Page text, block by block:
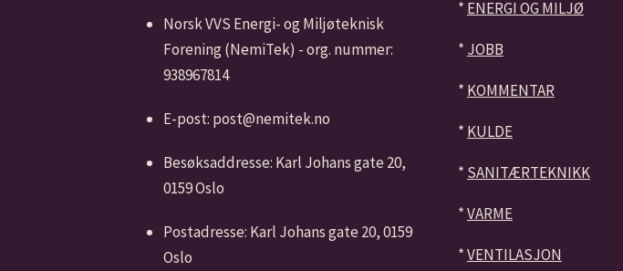
Norsk VVS Energi- og Miljøteknisk
Forening (NemiTek) - org. nummer:
938967814
E-post: post@nemitek.no
Besøksaddresse: Karl Johans gate 20,
0159 Oslo
Postadresse: Karl Johans gate 20, 0159
Oslo
* ENERGI OG MILJØ
* JOBB
* KOMMENTAR
* KULDE
* SANITÆRTEKNIKK
*VARME
*VENTILASJON